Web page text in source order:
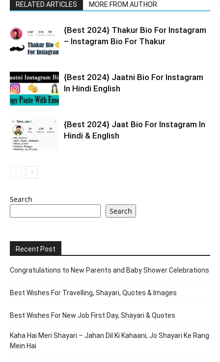
RELATED ARTICLES MORE FROM AUTHOR
{Best 2024} Thakur Bio For Instagram
– Instagram Bio For Thakur
{Best 2024} Jaatni Bio For Instagram
In Hindi English
{Best 2024} Jaat Bio For Instagram In
Hindi & English
Search
Search
Recent Post
Congratulations to New Parents and Baby Shower Celebrations
Best Wishes For Travelling, Shayari, Quotes & Images
Best Wishes For New Job First Day, Shayari & Quotes
Kaha Hai Meri Shayari – Jahan Dil Ki Kahaani, Jo Shayari Ke Rang
Mein Hai